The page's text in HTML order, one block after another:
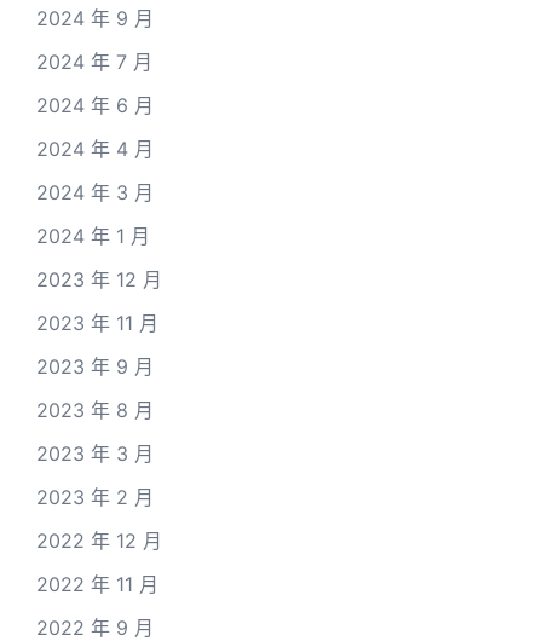
2024 年 9 月
2024 年 7 月
2024 年 6 月
2024 年 4 月
2024 年 3 月
2024 年 1 月
2023 年 12 月
2023 年 11 月
2023 年 9 月
2023 年 8 月
2023 年 3 月
2023 年 2 月
2022 年 12 月
2022 年 11 月
2022 年 9 月